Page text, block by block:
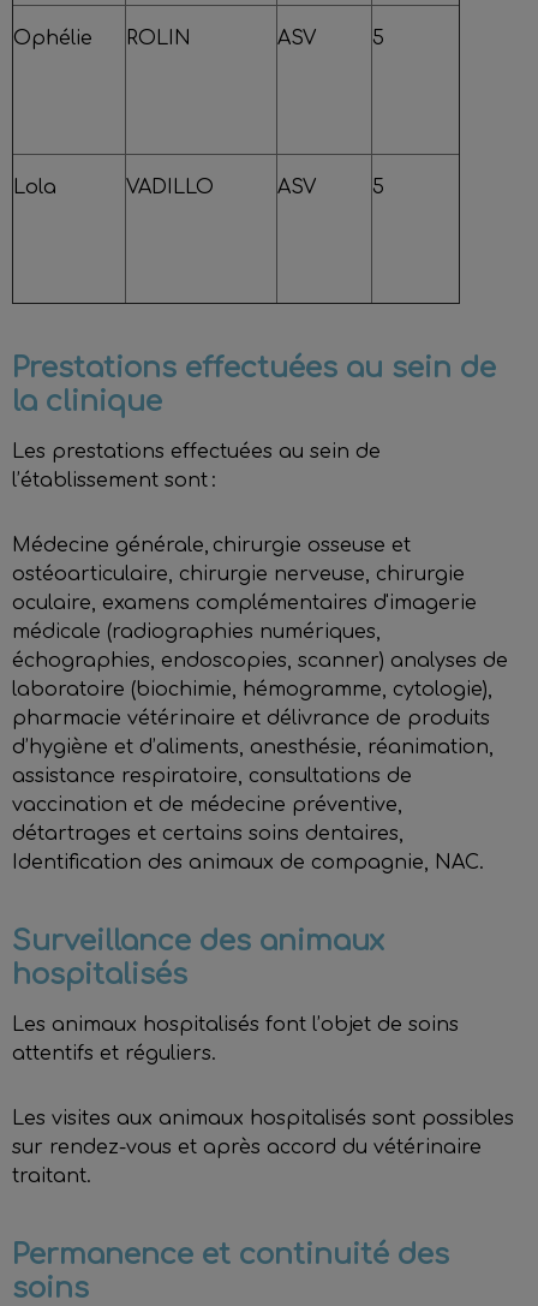
Ophélie ROLIN ASV 5
Lola VADILLO ASV 5
Prestations effectuées au sein de
la clinique
Les prestations effectuées au sein de
l’établissement sont :
Médecine générale, chirurgie osseuse et
ostéoarticulaire, chirurgie nerveuse, chirurgie
oculaire, examens complémentaires d'imagerie
médicale (radiographies numériques,
échographies, endoscopies, scanner) analyses de
laboratoire (biochimie, hémogramme, cytologie),
pharmacie vétérinaire et délivrance de produits
d’hygiène et d’aliments, anesthésie, réanimation,
assistance respiratoire, consultations de
vaccination et de médecine préventive,
détartrages et certains soins dentaires,
Identification des animaux de compagnie, NAC.
Surveillance des animaux
hospitalisés
Les animaux hospitalisés font l’objet de soins
attentifs et réguliers.
Les visites aux animaux hospitalisés sont possibles
sur rendez-vous et après accord du vétérinaire
traitant.
Permanence et continuité des
soins